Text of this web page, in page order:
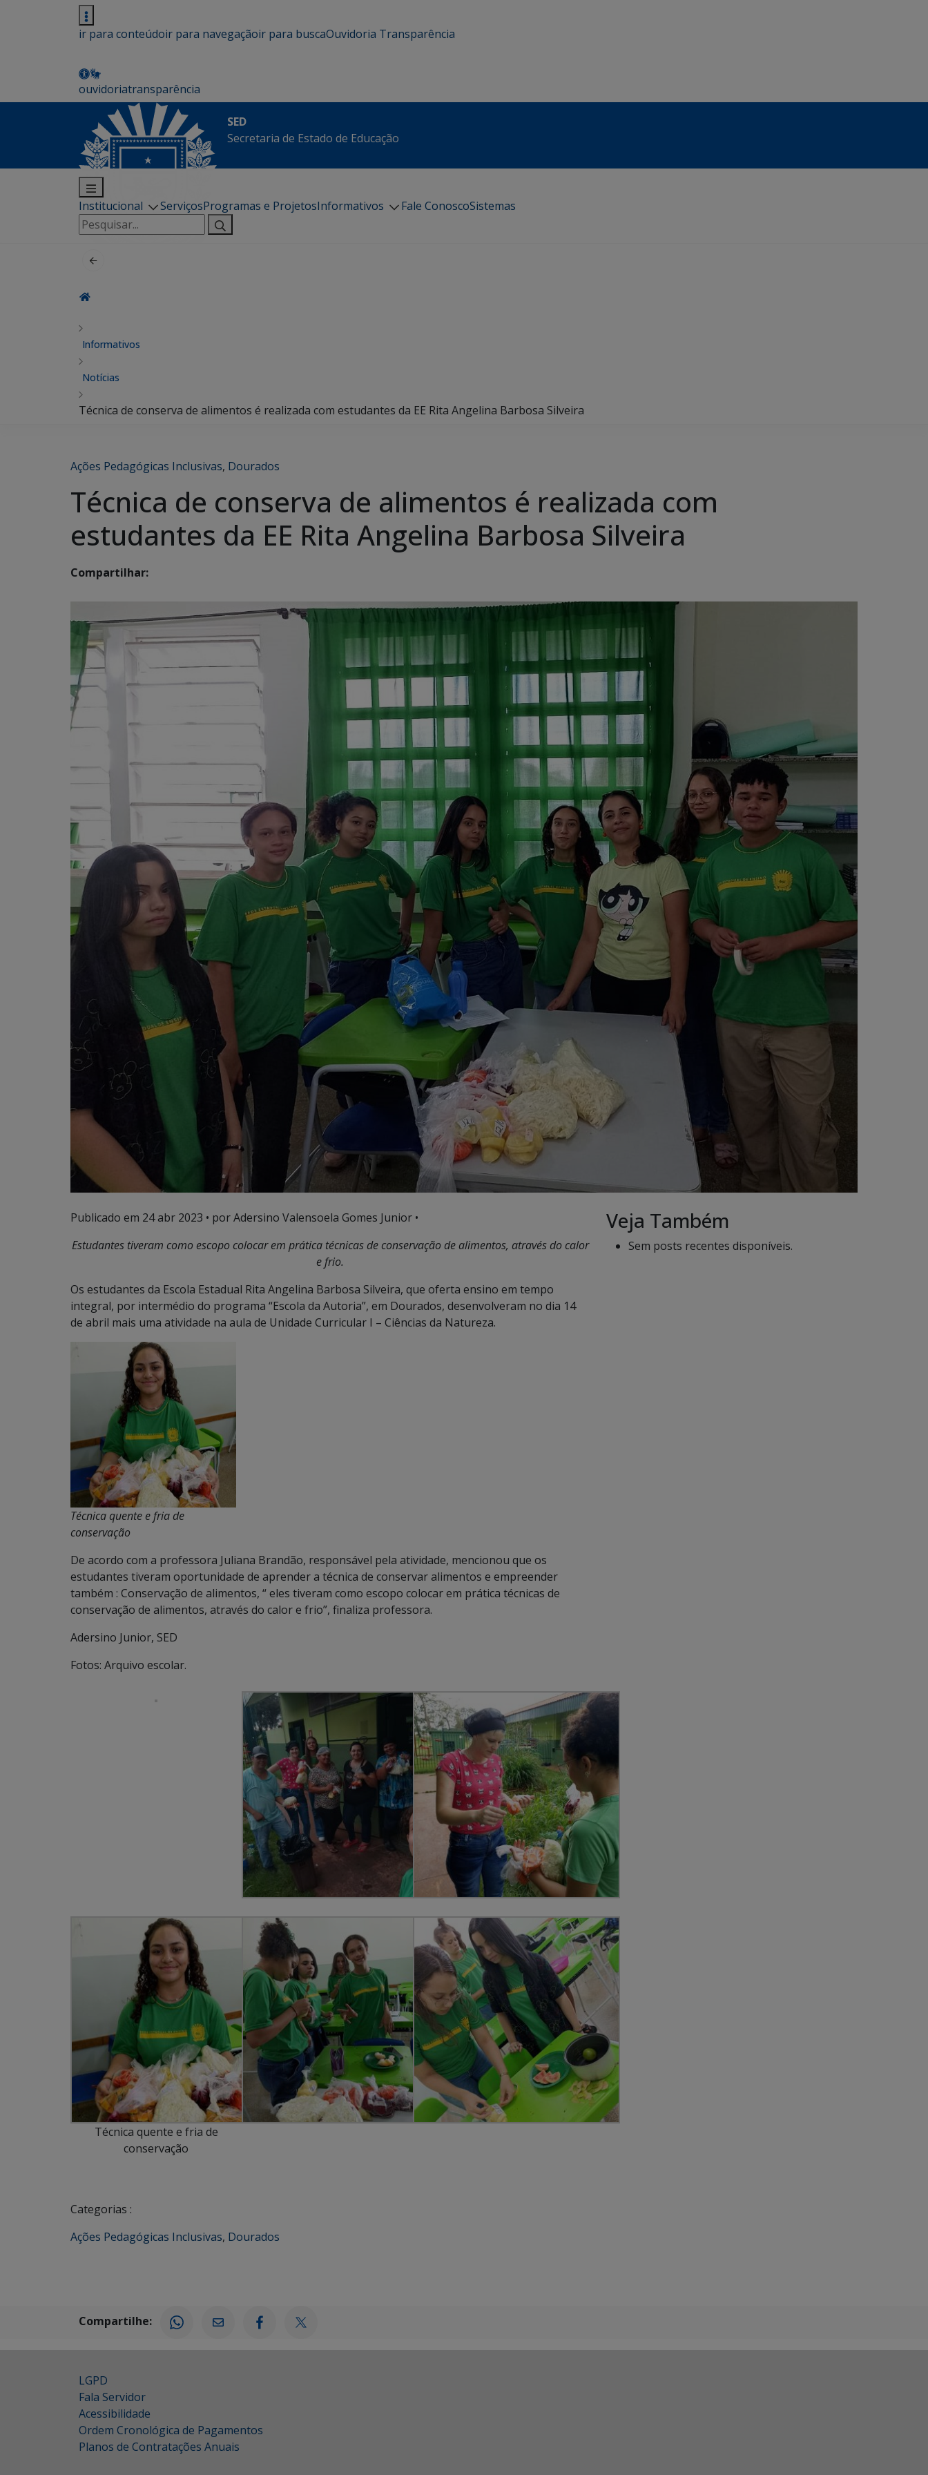
ir para conteúdoir para navegaçãoir para buscaOuvidoria Transparência
ouvidoriatransparência
SED
Secretaria de Estado de Educação
Institucional ServiçosProgramas e ProjetosInformativos Fale ConoscoSistemas
Pesquisar
por:
Informativos
Notícias
Técnica de conserva de alimentos é realizada com estudantes da EE Rita Angelina Barbosa Silveira
Ações Pedagógicas Inclusivas, Dourados
Técnica de conserva de alimentos é realizada com
estudantes da EE Rita Angelina Barbosa Silveira
Compartilhar:
Publicado em 24 abr 2023 • por Adersino Valensoela Gomes Junior •
Estudantes tiveram como escopo colocar em prática técnicas de conservação de alimentos, através do calor
e frio.
Os estudantes da Escola Estadual Rita Angelina Barbosa Silveira, que oferta ensino em tempo
integral, por intermédio do programa “Escola da Autoria”, em Dourados, desenvolveram no dia 14
de abril mais uma atividade na aula de Unidade Curricular I – Ciências da Natureza.
Técnica quente e fria de
conservação
De acordo com a professora Juliana Brandão, responsável pela atividade, mencionou que os
estudantes tiveram oportunidade de aprender a técnica de conservar alimentos e empreender
também : Conservação de alimentos, “ eles tiveram como escopo colocar em prática técnicas de
conservação de alimentos, através do calor e frio”, finaliza professora.
Adersino Junior, SED
Fotos: Arquivo escolar.
Técnica quente e fria de
conservação
Categorias :
Ações Pedagógicas Inclusivas, Dourados
Veja Também
Sem posts recentes disponíveis.
Compartilhe:
LGPD
Fala Servidor
Acessibilidade
Ordem Cronológica de Pagamentos
Planos de Contratações Anuais